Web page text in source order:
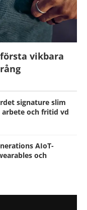
vikbara
signature slim
och fritid vd
AIoT-
och